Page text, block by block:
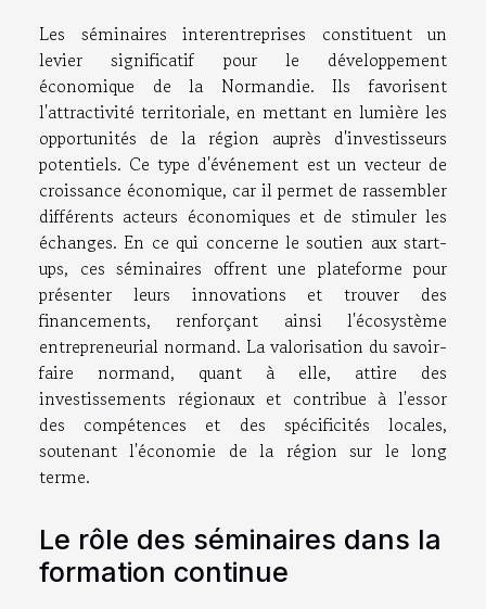
Les séminaires interentreprises constituent un
levier significatif pour le développement
économique de la Normandie. Ils favorisent
l'attractivité territoriale, en mettant en lumière les
opportunités de la région auprès d'investisseurs
potentiels. Ce type d'événement est un vecteur de
croissance économique, car il permet de rassembler
différents acteurs économiques et de stimuler les
échanges. En ce qui concerne le soutien aux start-
ups, ces séminaires offrent une plateforme pour
présenter leurs innovations et trouver des
financements, renforçant ainsi l'écosystème
entrepreneurial normand. La valorisation du savoir-
faire normand, quant à elle, attire des
investissements régionaux et contribue à l'essor
des compétences et des spécificités locales,
soutenant l'économie de la région sur le long
terme.
Le rôle des séminaires dans la
formation continue